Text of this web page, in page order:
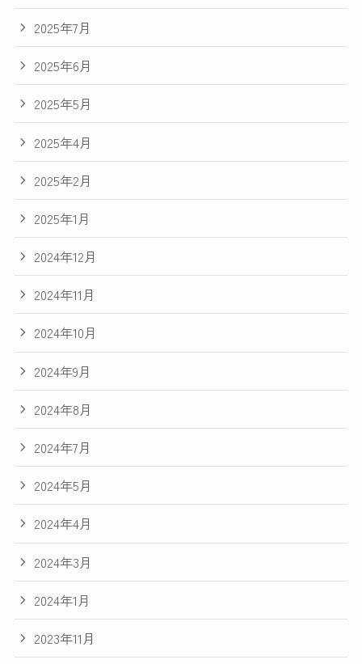
2025年7月
2025年6月
2025年5月
2025年4月
2025年2月
2025年1月
2024年12月
2024年11月
2024年10月
2024年9月
2024年8月
2024年7月
2024年5月
2024年4月
2024年3月
2024年1月
2023年11月